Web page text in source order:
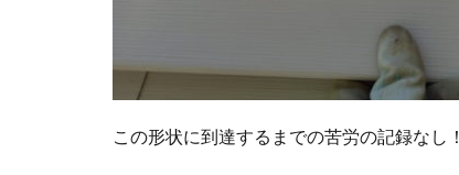
この形状に到達するまでの苦労の記録なし！